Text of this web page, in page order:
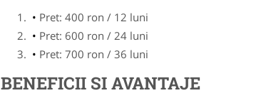
Pret: 400 ron / 12 luni
Pret: 600 ron / 24 luni
Pret: 700 ron / 36 luni
BENEFICII SI AVANTAJE